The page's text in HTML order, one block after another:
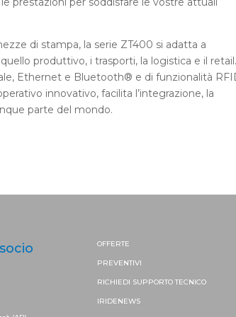
di stampa, la serie ZT400 si adatta a
produttivo, i trasporti, la logistica e il
Ethernet e Bluetooth® e di funzionalità
innovativo, facilita l’integrazione, la
parte del mondo.
OFFERTE
PREVENTIVI
RICHIEDI SUPPORTOTECNICO
IRIDENEWS